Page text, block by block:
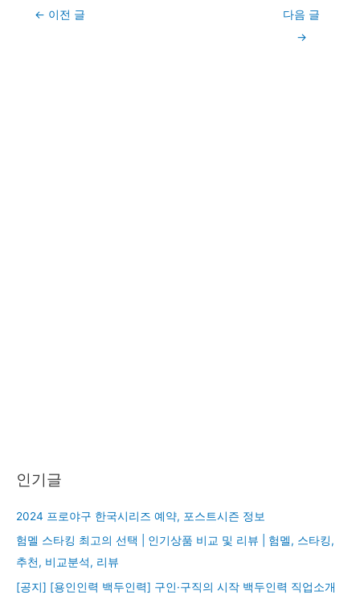
Post← 이전 글
다음 글
→
인기글
2024 프로야구 한국시리즈 예약, 포스트시즌 정보
험멜 스타킹 최고의 선택 | 인기상품 비교 및 리뷰 | 험멜, 스타킹,
추천, 비교분석, 리뷰
[공지] [용인인력 백두인력] 구인·구직의 시작 백두인력 직업소개